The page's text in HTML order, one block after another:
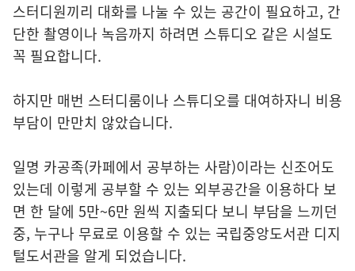
스터디원끼리 대화를 나눌 수 있는 공간이 필요하고, 간
단한 촬영이나 녹음까지 하려면 스튜디오 같은 시설도
꼭 필요합니다.
하지만 매번 스터디룸이나 스튜디오를 대여하자니 비용
부담이 만만치 않았습니다.
일명 카공족(카페에서 공부하는 사람)이라는 신조어도
있는데 이렇게 공부할 수 있는 외부공간을 이용하다 보
면 한 달에 5만~6만 원씩 지출되다 보니 부담을 느끼던
중, 누구나 무료로 이용할 수 있는 국립중앙도서관 디지
털도서관을 알게 되었습니다.